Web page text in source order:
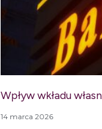
Wpływ wkładu
14 marca 2026